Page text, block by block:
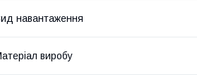
навантаження
виробу